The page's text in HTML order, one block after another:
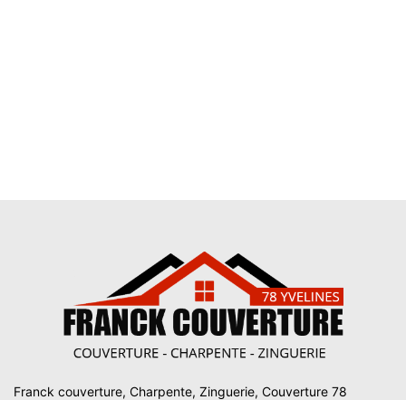
Franck couverture, Charpente, Zinguerie, Couverture 78